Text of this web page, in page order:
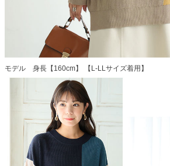
モデル 身長【160cm】 【L-LLサイズ着用】